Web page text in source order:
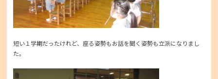
短い１学期だったけれど、座る姿勢もお話を聞く姿勢も立派になりまし
た。